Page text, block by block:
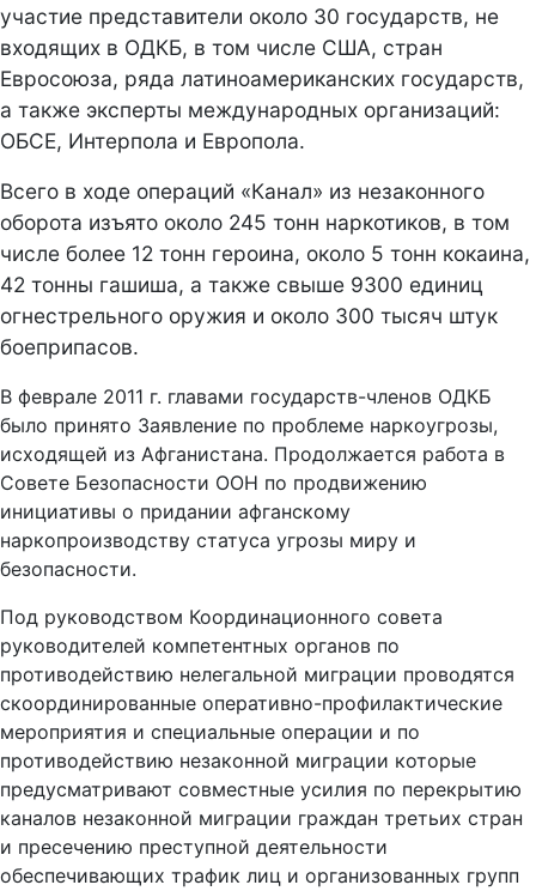
участие представители около 30 государств, не
входящих в ОДКБ, в том числе США, стран
Евросоюза, ряда латиноамериканских государств,
а также эксперты международных организаций:
ОБСЕ, Интерпола и Европола.
Всего в ходе операций «Канал» из незаконного
оборота изъято около 245 тонн наркотиков, в том
числе более 12 тонн героина, около 5 тонн кокаина,
42 тонны гашиша, а также свыше 9300 единиц
огнестрельного оружия и около 300 тысяч штук
боеприпасов.
В феврале 2011 г. главами государств-членов ОДКБ
было принято Заявление по проблеме наркоугрозы,
исходящей из Афганистана. Продолжается работа в
Совете Безопасности ООН по продвижению
инициативы о придании афганскому
наркопроизводству статуса угрозы миру и
безопасности.
Под руководством Координационного совета
руководителей компетентных органов по
противодействию нелегальной миграции проводятся
скоординированные оперативно-профилактические
мероприятия и специальные операции и по
противодействию незаконной миграции которые
предусматривают совместные усилия по перекрытию
каналов незаконной миграции граждан третьих стран
и пресечению преступной деятельности
обеспечивающих трафик лиц и организованных групп